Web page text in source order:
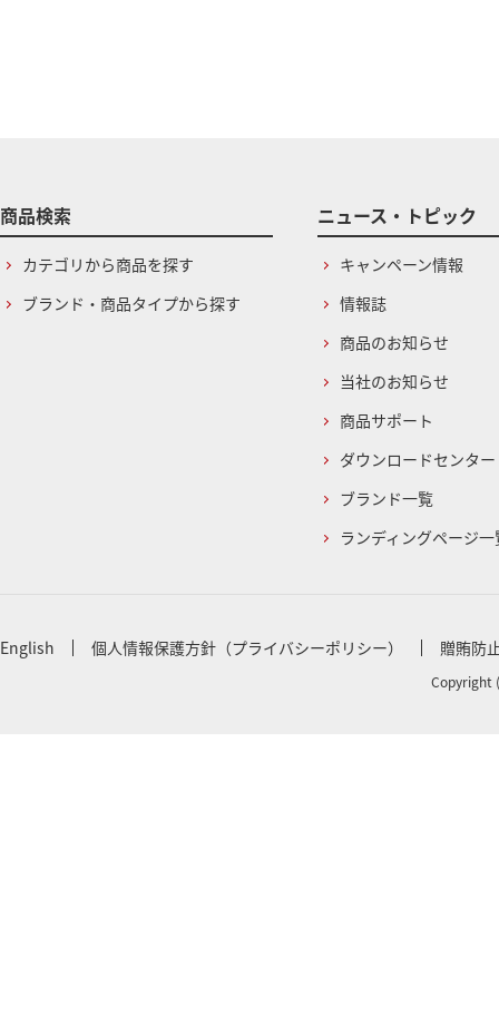
商品検索
カテゴリから商品を探す
ブランド・商品タイプから探す
ニュース・トピック
キャンペーン情報
情報誌
商品のお知らせ
当社のお知らせ
商品サポート
ダウンロードセンター
ブランド一覧
ランディングページ一
English 個人情報保護方針（プライバシーポリシー） 贈賄防
Copyright